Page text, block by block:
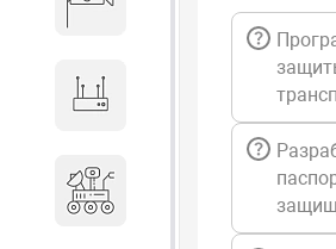
Сетевое оборудование